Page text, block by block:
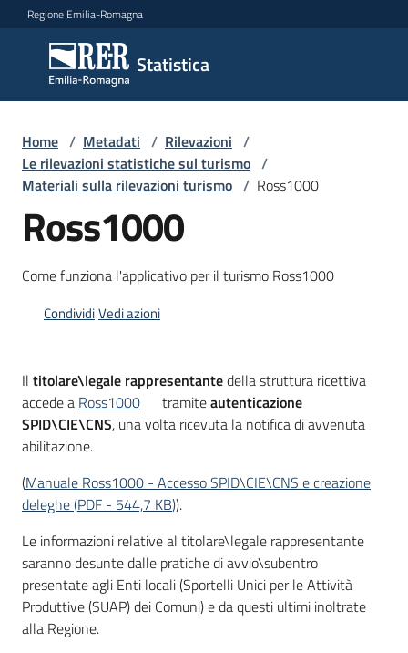
Vai al contenuto
Vai alla navigazione
Vai al footer
Regione Emilia-Romagna
Statistica
Statistica
Novità
Dati
Studi
Statistiche
per
temi
Metadati
Seguici
su
Home / Metadati / Rilevazioni /
Le rilevazioni statistiche sul turismo /
Materiali sulla rilevazioni turismo / Ross1000
Ross1000
Come funziona l'applicativo per il turismo Ross1000
CondividiVedi azioni
Il titolare\legale rappresentantedella struttura ricettiva
accede a Ross1000 tramiteautenticazione
SPID\CIE\CNS, una volta ricevuta la notifica di avvenuta
abilitazione.
(Manuale Ross1000 - Accesso SPID\CIE\CNS e creazione
deleghe(PDF - 544,7 KB)).
Le informazioni relative al titolare\legale rappresentante
saranno desunte dalle pratiche di avvio\subentro
presentate agli Enti locali (Sportelli Unici per le Attività
Produttive (SUAP) dei Comuni) e da questi ultimi inoltrate
alla Regione.